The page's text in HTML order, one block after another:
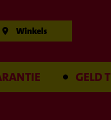
Winkels
GELD